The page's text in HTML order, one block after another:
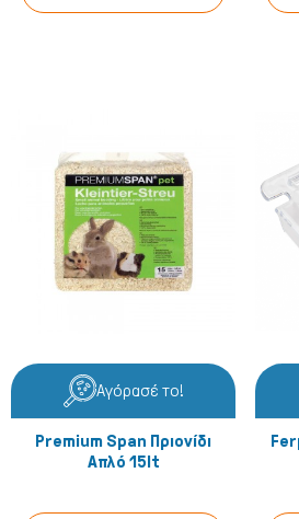
Γάτα
Αγόρασέ το!
Premium Span Πριονίδι
Απλό 15lt